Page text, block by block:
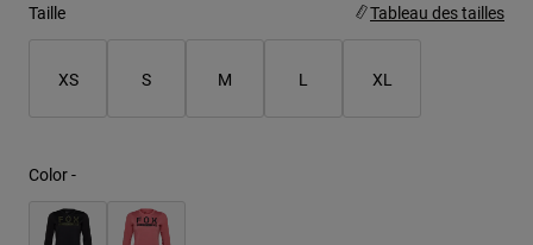
Taille Tableau des tailles
XS S M L XL
Color -